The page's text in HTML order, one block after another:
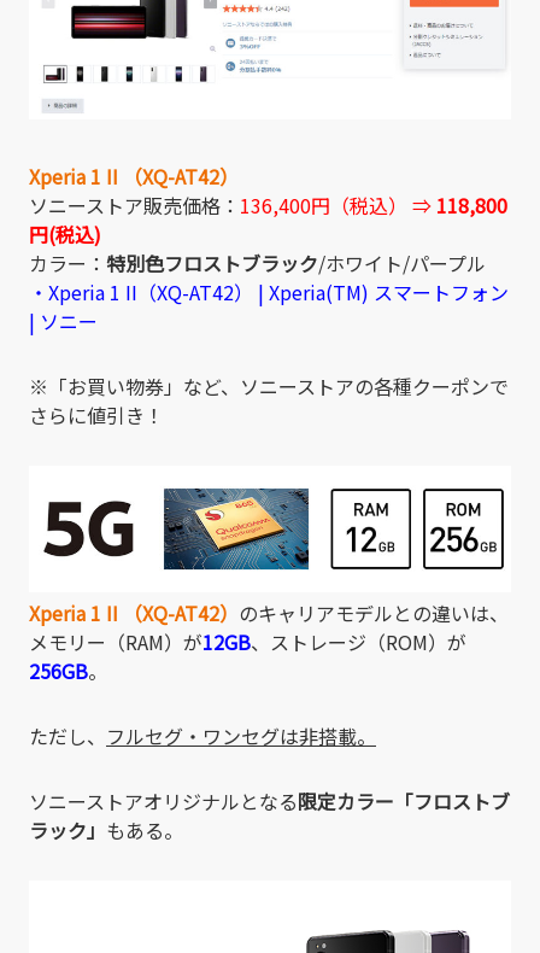
Xperia 1 II （XQ-AT42）
ソニーストア販売価格： 136,400円（税込） ⇒ 118,800
円(税込)
カラー： 特別色フロストブラック/ホワイト/パープル
・Xperia 1 II（XQ-AT42） | Xperia(TM) スマートフォン
| ソニー
※「お買い物券」など、ソニーストアの各種クーポンで
さらに値引き！
Xperia 1 II （XQ-AT42） のキャリアモデルとの違いは、
メモリー（RAM）が12GB、ストレージ（ROM）が
256GB。
ただし、 フルセグ・ワンセグは非搭載。
ソニーストアオリジナルとなる限定カラー「フロストブ
ラック」 もある。